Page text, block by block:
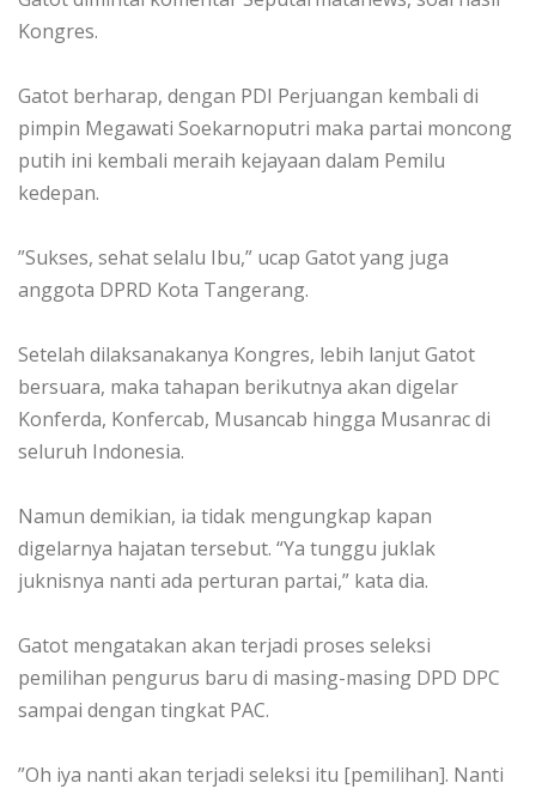
Kongres.
‎Gatot berharap, dengan PDI Perjuangan kembali di
pimpin Megawati Soekarnoputri maka partai moncong
putih ini kembali meraih kejayaan dalam Pemilu
kedepan.
‎”Sukses, sehat selalu Ibu,” ucap Gatot yang juga
anggota DPRD Kota Tangerang.
‎Setelah dilaksanakanya Kongres, lebih lanjut Gatot
bersuara, maka tahapan berikutnya akan digelar
Konferda, Konfercab, Musancab hingga Musanrac di
seluruh Indonesia.
‎Namun demikian, ia tidak mengungkap kapan
digelarnya hajatan tersebut. “Ya tunggu juklak
juknisnya nanti ada perturan partai,” kata dia.
‎Gatot mengatakan akan terjadi proses seleksi
pemilihan pengurus baru di masing-masing DPD DPC
sampai dengan tingkat PAC.
‎”Oh iya nanti akan terjadi seleksi itu [pemilihan]. Nanti